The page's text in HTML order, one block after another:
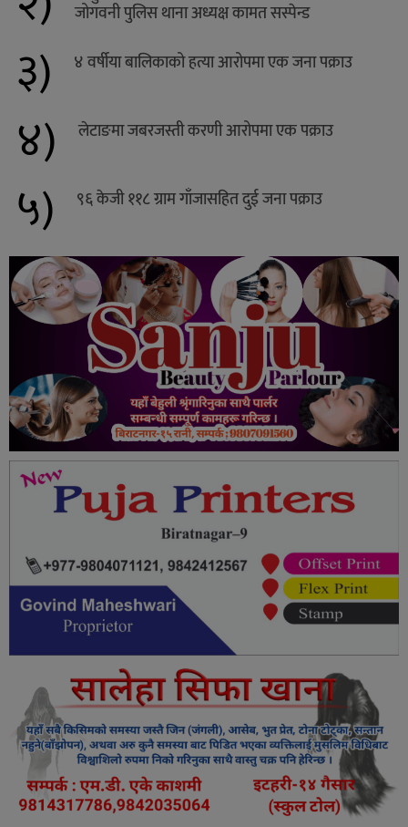
जोगवनी पुलिस थाना अध्यक्ष कामत सस्पेन्ड
३) ४ वर्षीया बालिकाको हत्या आरोपमा एक जना पक्राउ
४) लेटाङमा जबरजस्ती करणी आरोपमा एक पक्राउ
५) ९६ केजी ११८ ग्राम गाँजासहित दुई जना पक्राउ